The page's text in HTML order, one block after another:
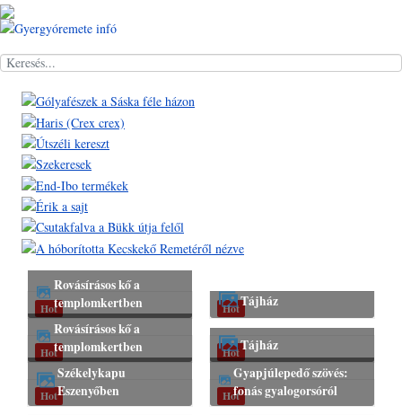
Keresés
Hot
Rovásírásos kő a
templomkertben
Hot
Rovásírásos kő a
templomkertben
Hot
Székelykapu
Eszenyőben
Hot Tájház
Hot Tájház
Hot
Gyapjúlepedő szövés:
fonás gyalogorsóról